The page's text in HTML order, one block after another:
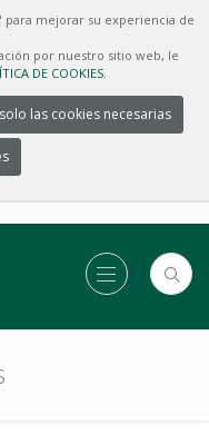
para mejorar su experiencia de
por nuestro sitio web, le
DE COOKIES.
las cookies necesarias